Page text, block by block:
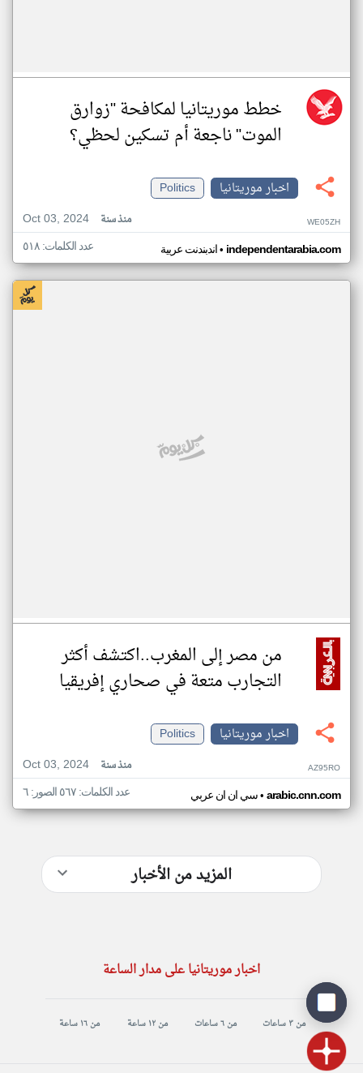
خطط موريتانيا لمكافحة "زوارق
الموت" ناجعة أم تسكين لحظي؟
اخبار موريتانيا
Politics
Oct 03, 2024
منذ سنة WE05ZH
اندبندنت عربية• independentarabia.com عدد الكلمات: ٥١٨
من مصر إلى المغرب..اكتشف أكثر
التجارب متعة في صحاري إفريقيا
اخبار موريتانيا
Politics
Oct 03, 2024
منذ سنة AZ95RO
سي ان ان عربي• arabic.cnn.com عدد الكلمات: ٥٦٧ الصور: ٦
المزيد من الأخبار
اخبار موريتانيا على مدار الساعة
من ٣ ساعات من ٦ ساعات من ١٢ ساعة من ١٦ ساعة